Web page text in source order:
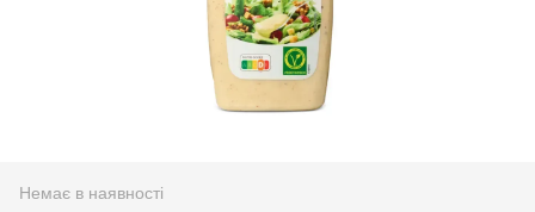
Немає в наявності